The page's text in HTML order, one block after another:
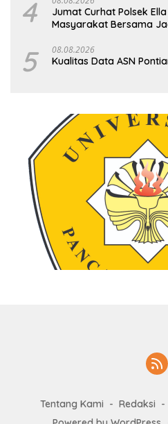
4
Jumat Curhat Polsek
Masyarakat Bersama
5 08.08.2026
Kualitas Data ASN
Tentang Kami Redaksi